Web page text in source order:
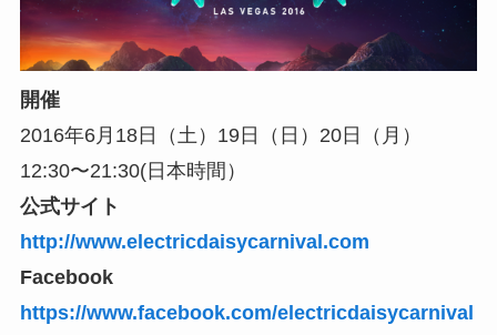
開催
2016年6月18日（土）19日（日）20日（月）
12:30〜21:30(日本時間）
公式サイト
http://www.electricdaisycarnival.com
Facebook
https://www.facebook.com/electricdaisycarnival